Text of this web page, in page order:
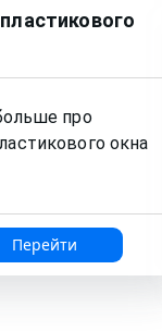
пластикового
про
окна
Перейти